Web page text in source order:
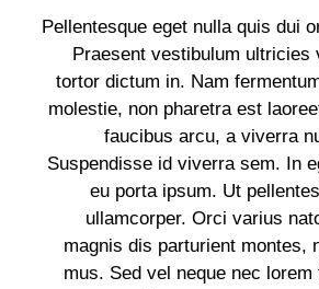
Pellentesque eget nulla quis dui
Praesent vestibulum ultricies
tortor dictum in. Nam
molestie, non pharetra est
faucibus arcu, a viverra
Suspendisse id viverra sem. In
eu porta ipsum. Ut
ullamcorper. Orci varius
magnis dis parturient montes,
mus. Sed vel neque nec